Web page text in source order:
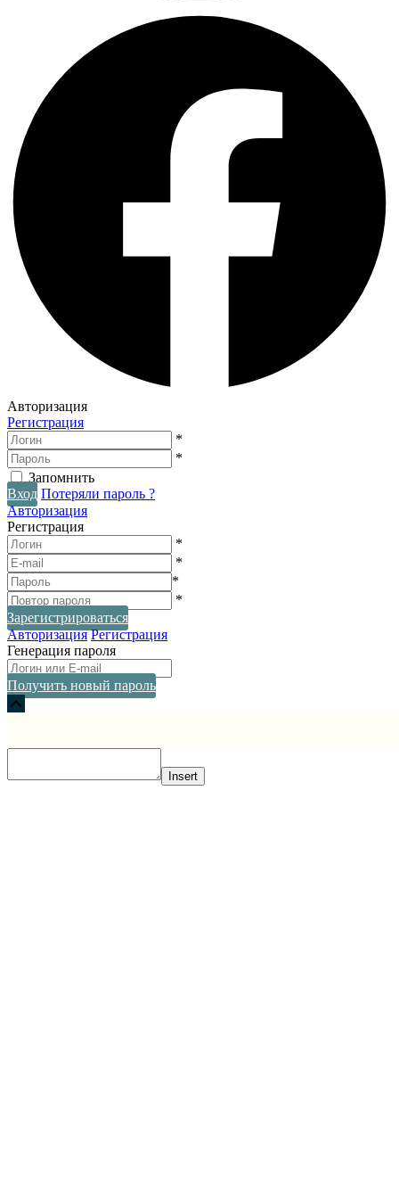
Авторизация
Регистрация
*
*
Запомнить
Вход Потеряли пароль ?
Авторизация
Регистрация
*
*
*
*
Зарегистрироваться
Авторизация Регистрация
Генерация пароля
Получить новый пароль
Прокрутка
Insert